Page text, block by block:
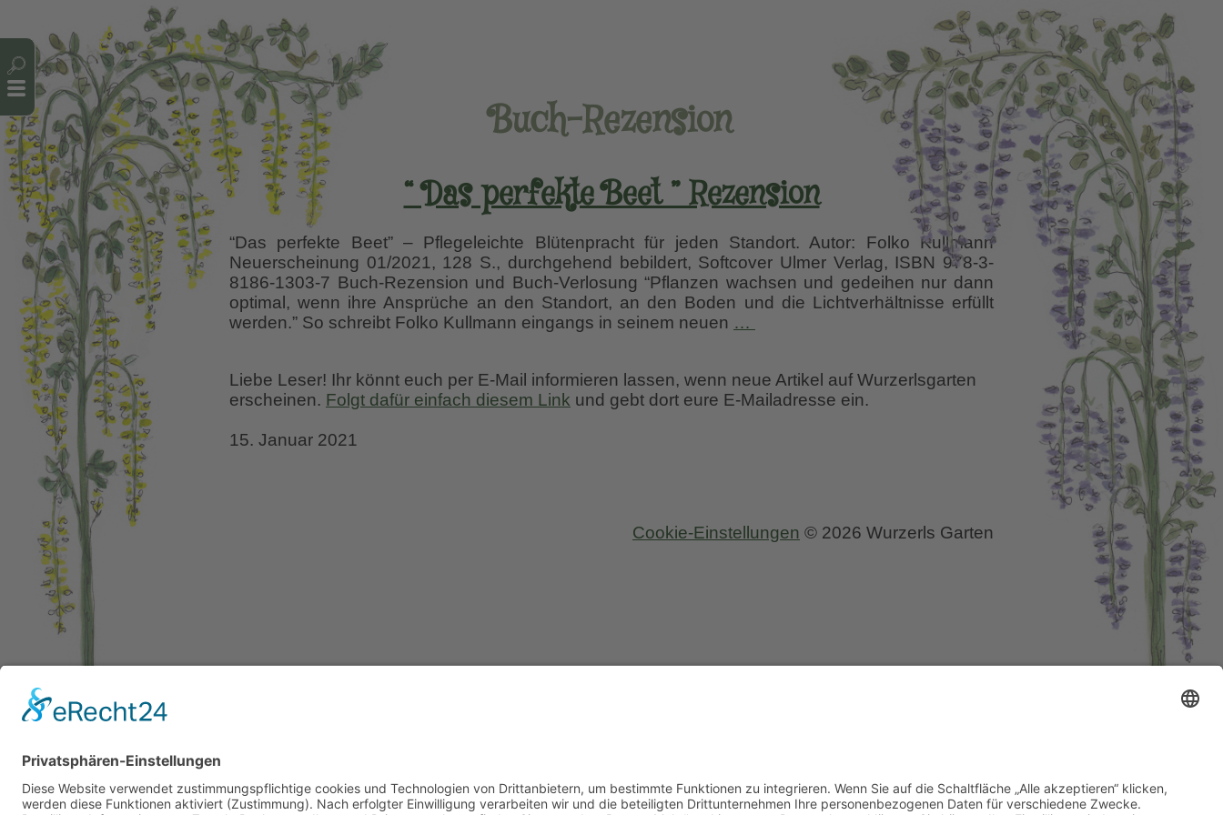
Buch-Rezension
“ Das perfekte Beet ” Rezension
“Das perfekte Beet” – Pflegeleichte Blütenpracht für jeden Standort. Autor: Folko Kullmann
Neuerscheinung 01/2021, 128 S., durchgehend bebildert, Softcover Ulmer Verlag, ISBN 978-3-
8186-1303-7 Buch-Rezension und Buch-Verlosung “Pflanzen wachsen und gedeihen nur dann
optimal, wenn ihre Ansprüche an den Standort, an den Boden und die Lichtverhältnisse erfüllt
werden.” So schreibt Folko Kullmann eingangs in seinem neuen …
Beet
”
Liebe Leser! Ihr könnt euch per E-Mail informieren lassen, wenn neue Artikel auf Wurzerlsgarten
erscheinen. Folgt dafür einfach diesem Link und gebt dort eure E-Mailadresse ein.
15. Januar 2021
Cookie-Einstellungen © 2026 Wurzerls Garten
Cookie-Einstellungen